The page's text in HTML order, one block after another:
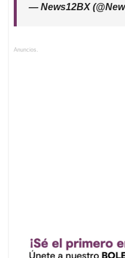
— News12BX
Anuncios.